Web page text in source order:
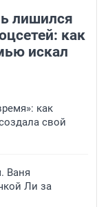
лишился
как
искал
как
свой
Ваня
Ли за